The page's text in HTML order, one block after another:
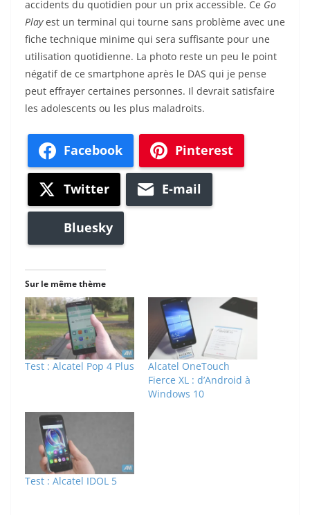
accidents du quotidien pour un prix accessible. Ce Go
Playest un terminal qui tourne sans problème avec une
fiche technique minime qui sera suffisante pour une
utilisation quotidienne. La photo reste un peu le point
négatif de ce smartphone après le DAS qui je pense
peut effrayer certaines personnes. Il devrait satisfaire
les adolescents ou les plus maladroits.
Facebook Pinterest
Twitter E-mail
Bluesky
Sur le même thème
Test : Alcatel Pop 4 Plus
Alcatel OneTouch
Fierce XL : d’Android à
Windows 10
Test : Alcatel IDOL 5